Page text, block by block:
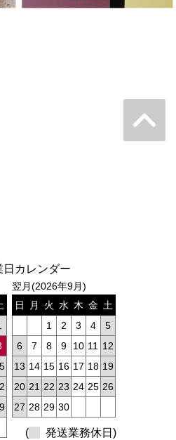
カレンダー
翌月(2026年9月)
日
月 火 水 木 金 土
1
2 3 4
5
6
7 8 9 10 11 12
13 14 15 16 17 18 19
20 21 22 23 24 25 26
27 28 29 30
( 発送業務休日)